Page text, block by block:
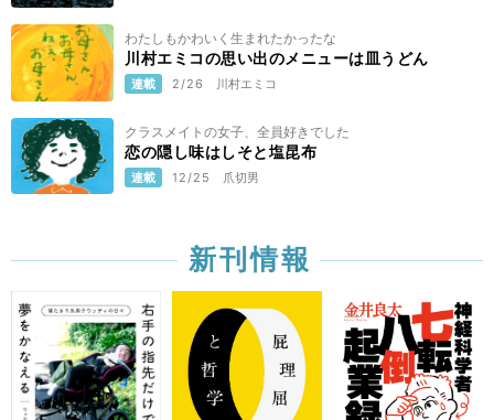
わたしもかわいく生まれたかったな
川村エミコの思い出のメニューは皿うどん
連載 2/26 川村エミコ
クラスメイトの女子、全員好きでした
恋の隠し味はしそと塩昆布
連載 12/25 爪切男
新刊情報